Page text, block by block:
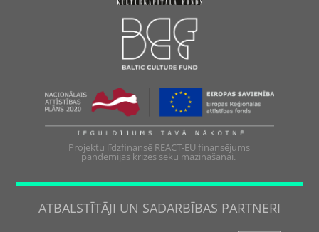
Projektu līdzfinansē REACT-EU finansējums
pandēmijas krīzes seku mazināšanai.
ATBALSTĪTĀJI UN SADARBĪBAS PARTNERI